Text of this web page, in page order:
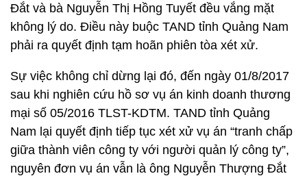
Đắt và bà Nguyễn Thị Hồng Tuyết đều vắng mặt
không lý do. Điều này buộc TAND tỉnh Quảng Nam
phải ra quyết định tạm hoãn phiên tòa xét xử.
Sự việc không chỉ dừng lại đó, đến ngày 01/8/2017
sau khi nghiên cứu hồ sơ vụ án kinh doanh thương
mại số 05/2016 TLST-KDTM. TAND tỉnh Quảng
Nam lại quyết định tiếp tục xét xử vụ án “tranh chấp
giữa thành viên công ty với người quản lý công ty”,
nguyên đơn vụ án vẫn là ông Nguyễn Thượng Đắt